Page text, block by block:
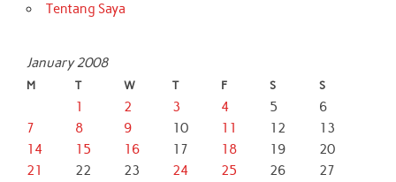
Tentang Saya
January 2008
M T W T F S S
1 2 3 4 5
6
7
8 9 10 11 12
13
14
15 16 17 18 19
20
21
22 23 24 25 26
27